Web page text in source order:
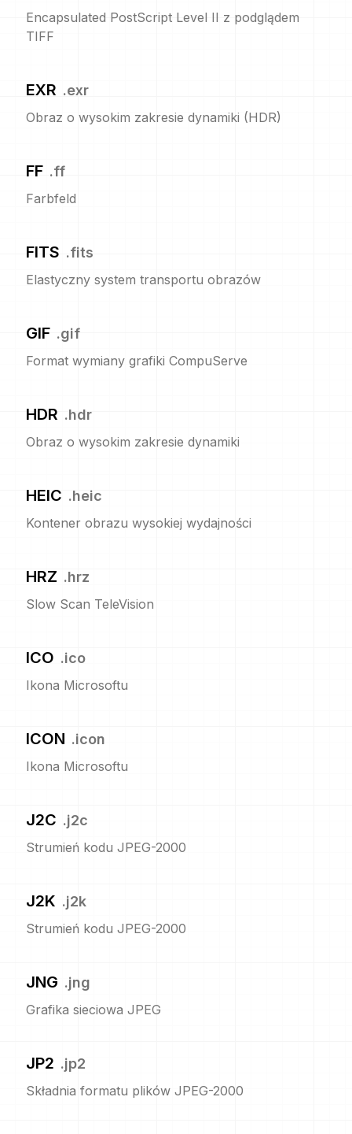
Encapsulated PostScript Level II z podglądem
TIFF
EXR .exr
Obraz o wysokim zakresie dynamiki (HDR)
FF .ff
Farbfeld
FITS .fits
Elastyczny system transportu obrazów
GIF .gif
Format wymiany grafiki CompuServe
HDR .hdr
Obraz o wysokim zakresie dynamiki
HEIC .heic
Kontener obrazu wysokiej wydajności
HRZ .hrz
Slow Scan TeleVision
ICO .ico
Ikona Microsoftu
ICON .icon
Ikona Microsoftu
J2C .j2c
Strumień kodu JPEG-2000
J2K .j2k
Strumień kodu JPEG-2000
JNG .jng
Grafika sieciowa JPEG
JP2 .jp2
Składnia formatu plików JPEG-2000